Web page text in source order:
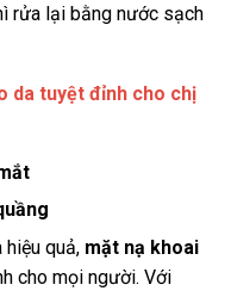
rửa lại bằng nước sạch
da tuyệt đỉnh cho chị
quả, mặt nạ khoai
cho mọi người. Với